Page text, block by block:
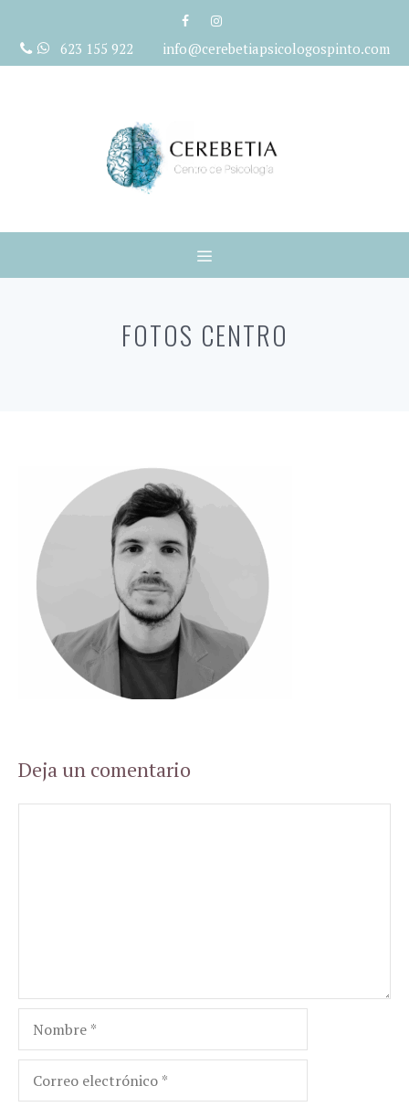
contenido
623 155 922 info@cerebetiapsicologospinto.com
FOTOS CENTRO
Deja un comentario
Nombre
Correo
electrónico